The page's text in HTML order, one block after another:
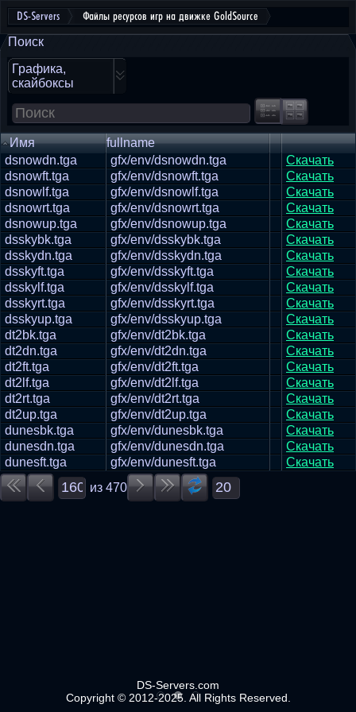
DS-Servers Файлы ресурсов игр на движке GoldSource
Поиск
Графика,
скайбоксы
Имя
fullname
dsnowdn.tga
gfx/env/dsnowdn.tga
Скачать
dsnowft.tga
gfx/env/dsnowft.tga
Скачать
dsnowlf.tga
gfx/env/dsnowlf.tga
Скачать
dsnowrt.tga
gfx/env/dsnowrt.tga
Скачать
dsnowup.tga
gfx/env/dsnowup.tga
Скачать
dsskybk.tga
gfx/env/dsskybk.tga
Скачать
dsskydn.tga
gfx/env/dsskydn.tga
Скачать
dsskyft.tga
gfx/env/dsskyft.tga
Скачать
dsskylf.tga
gfx/env/dsskylf.tga
Скачать
dsskyrt.tga
gfx/env/dsskyrt.tga
Скачать
dsskyup.tga
gfx/env/dsskyup.tga
Скачать
dt2bk.tga
gfx/env/dt2bk.tga
Скачать
dt2dn.tga
gfx/env/dt2dn.tga
Скачать
dt2ft.tga
gfx/env/dt2ft.tga
Скачать
dt2lf.tga
gfx/env/dt2lf.tga
Скачать
dt2rt.tga
gfx/env/dt2rt.tga
Скачать
dt2up.tga
gfx/env/dt2up.tga
Скачать
dunesbk.tga
gfx/env/dunesbk.tga
Скачать
dunesdn.tga
gfx/env/dunesdn.tga
Скачать
dunesft.tga
gfx/env/dunesft.tga
Скачать
из 470
DS-Servers.com
Copyright © 2012-2025. All Rights Reserved.